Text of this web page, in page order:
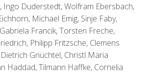
Ingo Duderstedt, Wolfram Ebersbach,
Michael Emig, Sinje Faby,
Francik, Torsten Freche,
Philipp Fritzsche, Clemens
Gnüchtel, Christl Maria
Haddad, Tilmann Haffke, Cornelia